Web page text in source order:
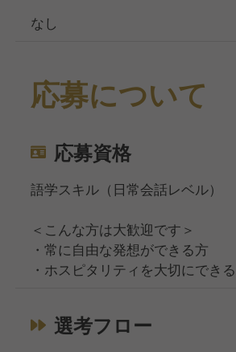
なし
応募について
応募資格
語学スキル（日常会話レベル）
＜こんな方は大歓迎です＞
・常に自由な発想ができる方
・ホスピタリティを大切にでき
選考フロー